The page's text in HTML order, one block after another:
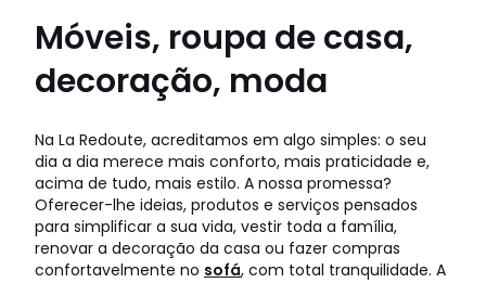
Móveis, roupa de casa,
decoração, moda
Na La Redoute, acreditamos em algo simples: o seu
dia a dia merece mais conforto, mais praticidade e,
acima de tudo, mais estilo. A nossa promessa?
Oferecer-lhe ideias, produtos e serviços pensados
para simplificar a sua vida, vestir toda a família,
renovar a decoração da casa ou fazer compras
confortavelmente no sofá, com total tranquilidade. A